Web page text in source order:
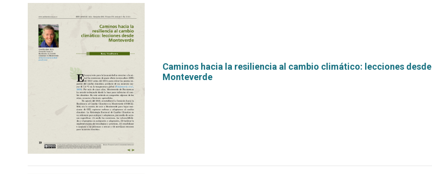
Caminos hacia la resiliencia al cambio climático: lecciones desde
Monteverde